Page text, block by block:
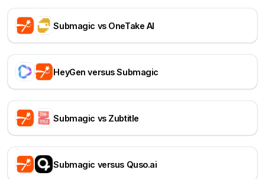
Submagic vs OneTake AI
HeyGen versus Submagic
Submagic vs Zubtitle
Submagic versus Quso.ai